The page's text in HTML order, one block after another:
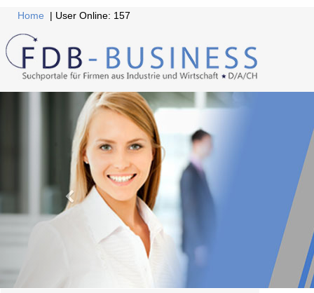
Home | User Online: 157